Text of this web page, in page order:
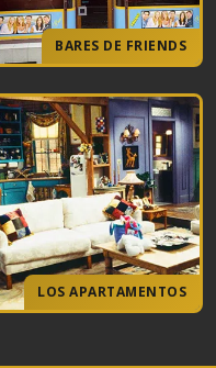
BARES DE FRIENDS
LOS APARTAMENTOS